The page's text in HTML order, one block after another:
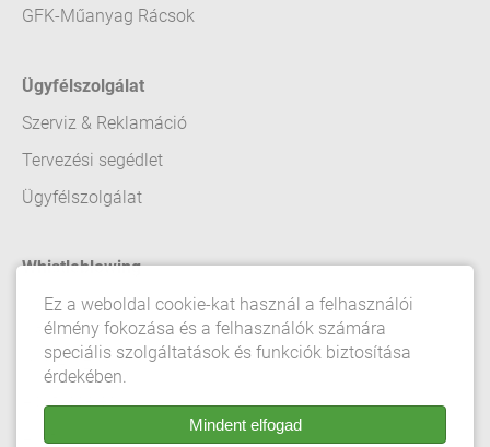
GFK-Műanyag Rácsok
Ügyfélszolgálat
Szerviz & Reklamáció
Tervezési segédlet
Ügyfélszolgálat
Whistleblowing
Kapcsolat felvétel
Impresszum
Aszf
Ez a weboldal cookie-kat használ a felhasználói
élmény fokozása és a felhasználók számára
speciális szolgáltatások és funkciók biztosítása
érdekében.
Mindent elfogad